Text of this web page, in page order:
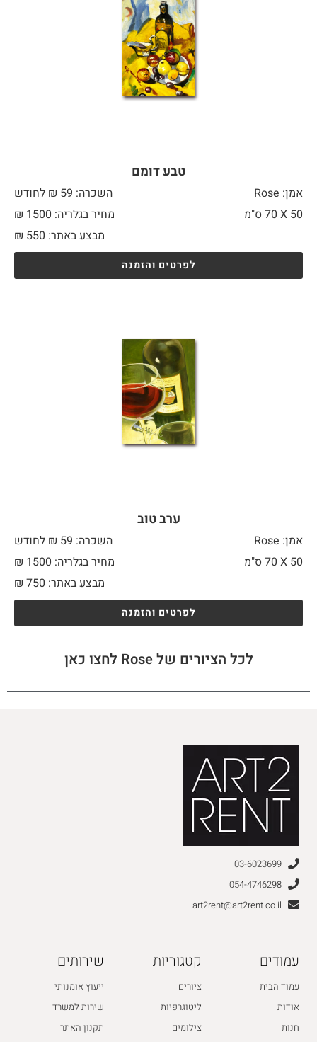
טבע דומם
אמן: Rose
השכרה: 59 ₪ לחודש
50 X
מחיר בגלריה: 1500 ₪
מבצע באתר:
₪ 550
לפרטים והזמנה
ערב טוב
אמן: Rose
השכרה: 59 ₪ לחודש
50 X
מחיר בגלריה: 1500 ₪
מבצע באתר:
₪ 750
לפרטים והזמנה
לכל הציורים של Rose לחצו כאן
03-6023699
054-4746298
art2rent@art2rent.co.il
עמודים
עמוד הבית
אודות
חנות
קטגוריות
ציורים
ליטוגרפיות
צילומים
שירותים
ייעוץ אומנותי
שירות למשרד
תקנון האתר